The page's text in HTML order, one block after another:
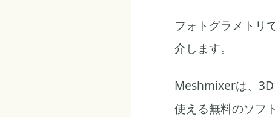
フォトグラメトリ
介します。
Meshmixerは、3D
使える無料のソフ